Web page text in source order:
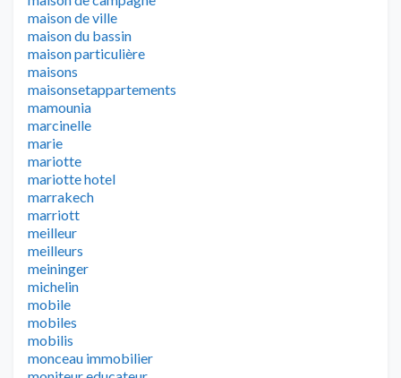
maison de ville
maison du bassin
maison particulière
maisons
maisonsetappartements
mamounia
marcinelle
marie
mariotte
mariotte hotel
marrakech
marriott
meilleur
meilleurs
meininger
michelin
mobile
mobiles
mobilis
monceau immobilier